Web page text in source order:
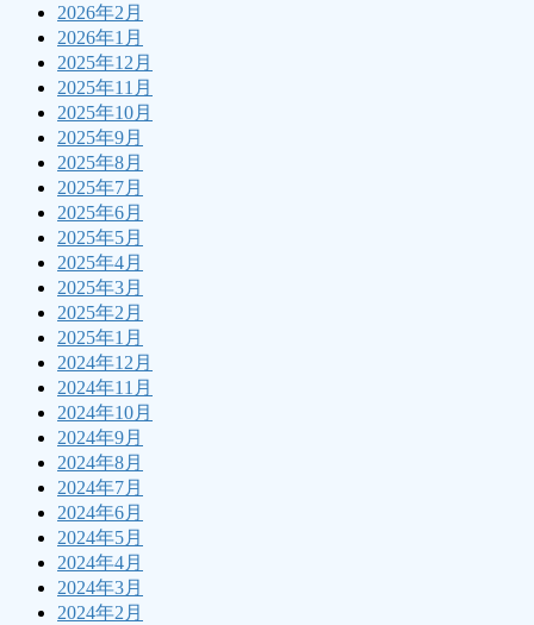
2026年2月
2026年1月
2025年12月
2025年11月
2025年10月
2025年9月
2025年8月
2025年7月
2025年6月
2025年5月
2025年4月
2025年3月
2025年2月
2025年1月
2024年12月
2024年11月
2024年10月
2024年9月
2024年8月
2024年7月
2024年6月
2024年5月
2024年4月
2024年3月
2024年2月